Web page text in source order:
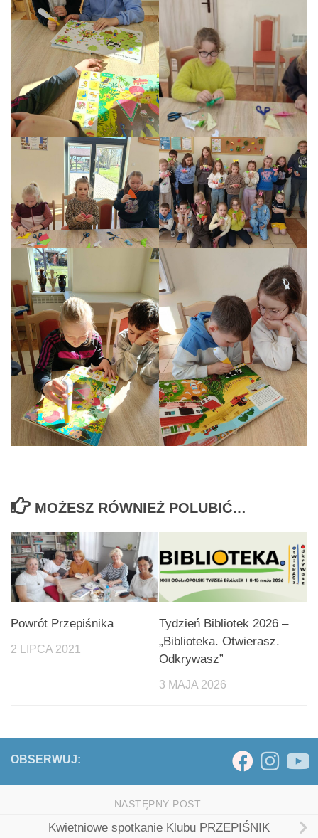
MOŻESZ RÓWNIEŻ POLUBIĆ…
Powrót Przepiśnika
2 LIPCA 2021
Tydzień Bibliotek 2026 –
„Biblioteka. Otwierasz.
Odkrywasz”
3 MAJA 2026
OBSERWUJ:
NASTĘPNY POST
Kwietniowe spotkanie Klubu PRZEPIŚNIK